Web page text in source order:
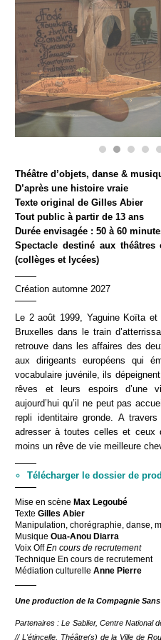
Théâtre d’objets, danse &
D’après une histoire vraie
Texte original de Gilles Abier
Tout public à partir de 13 ans
Durée envisagée : 50 à 60
Spectacle destiné aux
(collèges et lycées)
Création automne 2027
Le 2 août 1999, Yaguine Koïta
Bruxelles dans le train
retrouve dans les affaires des
aux dirigeants européens qui
vocabulaire juvénile, ils
rêves et leurs espoirs d’une
aujourd’hui qu’il ne peut pas
repli identitaire gronde. A
adresser à toutes celles et ceux
moins un rêve de vie meilleure
Télécharger le dossier de
Mise en scène Max Legoubé
TexteGilles Abier
Manipulation, chorégraphie, danse,
MusiqueOua-Anou Diarra
Voix OffEn cours de recrutement
Technique En cours de recrutement
Médiation culturelleAnne Pierre
Une production de la Compagnie
Partenaires : Le Sablier, Centre National
// L'étincelle, Théâtre(s) de la Ville de